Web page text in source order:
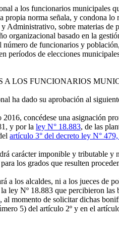
a los funcionarios municipales
propia norma señala, y condona
Administrativo, sobre materias
organizacional basado en la
número de funcionarios y
períodos de elecciones
A LOS FUNCIONARIOS
ha dado su aprobación al
concédese una asignación
y por la ley N° 18.883, de las
artículo 3° del decreto ley N°
carácter imponible y tributable
los grados que resulten
a los alcaldes, ni a los jueces de
ley Nº 18.883 que percibieron
, al momento de solicitar dichas
5) del artículo 2º y en el